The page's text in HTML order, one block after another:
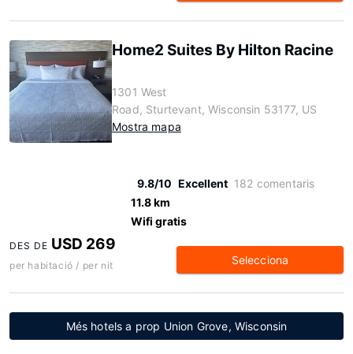
Home2 Suites By Hilton Racine
1301 West
Road, Sturtevant, Wisconsin 53177, US
Mostra mapa
9.8/10 Excellent 182 comentaris
11.8 km
Wifi gratis
DES DE USD 269
per habitació / per nit Selecciona
Més hotels a prop Union Grove, Wisconsin